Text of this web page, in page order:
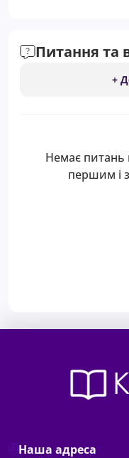
Питання та
+
Немає питань
першим і
Наша адреса